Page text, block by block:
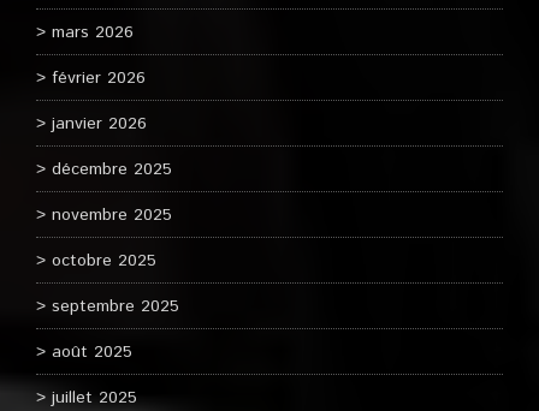
mars 2026
février 2026
janvier 2026
décembre 2025
novembre 2025
octobre 2025
septembre 2025
août 2025
juillet 2025